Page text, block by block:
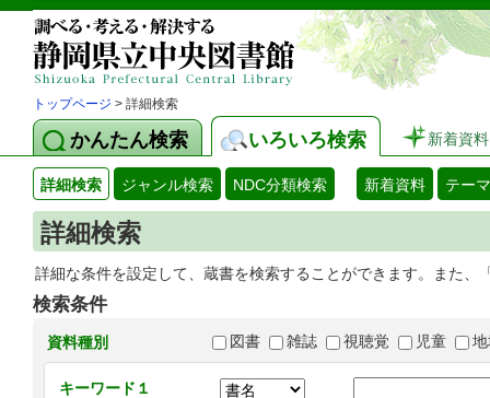
トップページ > 詳細検索
かんたん検索 いろいろ検索 新着資料
詳細検索 ジャンル検索 NDC分類検索 新着資料 テー
詳細検索
詳細な条件を設定して、蔵書を検索することができます。また
検索条件
資料種別 図書 雑誌 視聴覚 児童
キーワード１